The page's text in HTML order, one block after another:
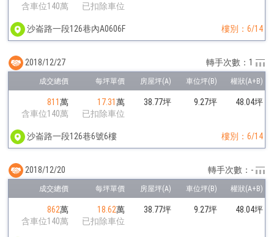
含車位140萬
已扣除車位
沙崙路一段126巷內A0606F 樓別：6/14
811萬
含車位140萬
17.31萬
已扣除車位
38.77坪 9.27坪 48.04坪
沙崙路一段126巷6號6樓 樓別：6/14
2018/12/27 轉手次數：1
862萬
含車位140萬
18.62萬
已扣除車位
38.77坪 9.27坪 48.04坪
2018/12/20 轉手次數：-